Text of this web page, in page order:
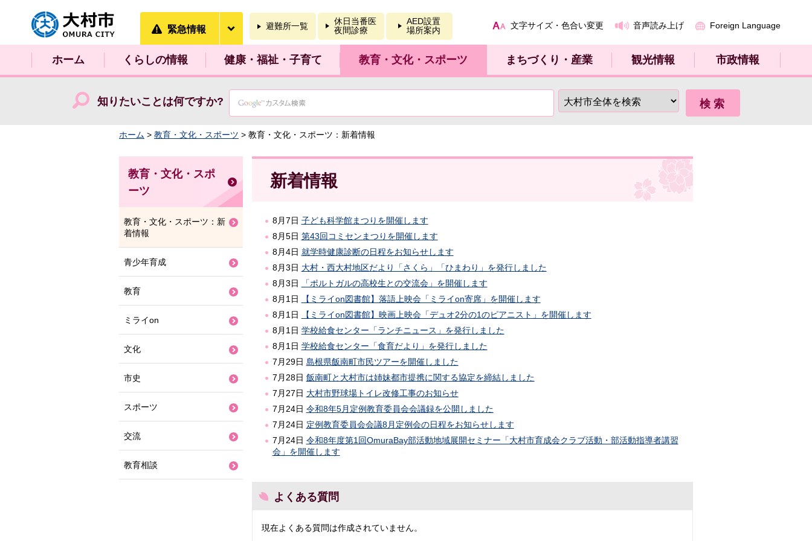
大村市
緊急情報 避難所一覧
休日当番医
夜間診療
AED設置
場所案内
文字サイズ・色合い変更 音声読み上げ Foreign Language
ホーム くらしの情報 健康・福祉・子育て 教育・文化・スポーツ まちづくり・産業 観光情報 市政情報
知りたいことは何ですか?
ホーム > 教育・文化・スポーツ > 教育・文化・スポーツ：新着情報
新着情報
8月7日 子ども科学館まつりを開催します
8月5日 第43回コミセンまつりを開催します
8月4日 就学時健康診断の日程をお知らせします
8月3日 大村・西大村地区だより「さくら」「ひまわり」を発行しました
8月3日
「ポルトガルの高校生との交流会」を開催します
8月1日
【ミライon図書館】落語上映会「ミライon寄席」を開催します
8月1日
【ミライon図書館】映画上映会「デュオ2分の1のピアニスト」を開催します
8月1日 学校給食センター「ランチニュース」を発行しました
8月1日 学校給食センター「食育だより」を発行しました
7月29日 島根県飯南町市民ツアーを開催しました
7月28日 飯南町と大村市は姉妹都市提携に関する協定を締結しました
7月27日 大村市野球場トイレ改修工事のお知らせ
7月24日 令和8年5月定例教育委員会会議録を公開しました
7月24日 定例教育委員会会議8月定例会の日程をお知らせします
7月24日 令和8年度第1回OmuraBay部活動地域展開セミナー「大村市育成会クラブ活動・部活動指導者講習
会」を開催します
よくある質問
現在よくある質問は作成されていません。
教育・文化・スポ
ーツ
教育・文化・スポーツ：新
着情報
青少年育成
教育
ミライon
文化
市史
スポーツ
交流
教育相談